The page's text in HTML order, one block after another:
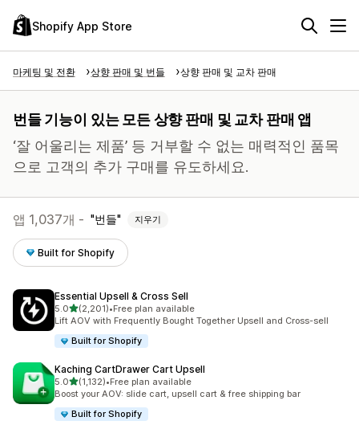
Shopify App Store
마케팅 및 전환 상향 판매 및 번들 상향 판매 및 교차 판매
번들 기능이 있는 모든 상향 판매 및 교차 판매 앱
‘잘 어울리는 제품’ 등 거부할 수 없는 매력적인 품목
으로 고객의 추가 구매를 유도하세요.
앱 1,037개 - 번들 지우기
Built for Shopify
Essential Upsell & Cross Sell
5.0별 5개 중
(2,201)
총 리뷰 2201개
•Free plan available
Lift AOV with Frequently Bought Together Upsell and Cross-sell
Built for Shopify
Kaching CartDrawer Cart Upsell
5.0별 5개 중
(1,132)
총 리뷰 1132개
•Free plan available
Boost your AOV: slide cart, upsell cart & free shipping bar
Built for Shopify